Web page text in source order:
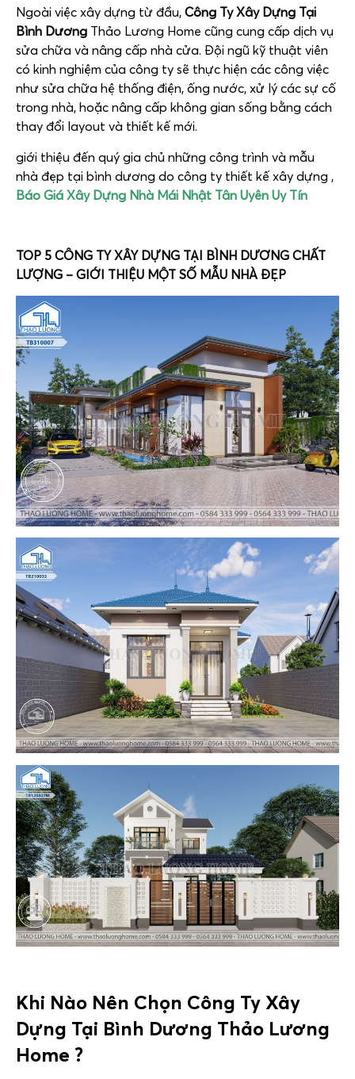
Ngoài việc xây dựng từ đầu, Công Ty Xây Dựng Tại
Bình Dương Thảo Lương Home cũng cung cấp dịch vụ
sửa chữa và nâng cấp nhà cửa. Đội ngũ kỹ thuật viên
có kinh nghiệm của công ty sẽ thực hiện các công việc
như sửa chữa hệ thống điện, ống nước, xử lý các sự cố
trong nhà, hoặc nâng cấp không gian sống bằng cách
thay đổi layout và thiết kế mới.
giới thiệu đến quý gia chủ những công trình và mẫu
nhà đẹp tại bình dương do công ty thiết kế xây dựng ,
Báo Giá Xây Dựng Nhà Mái Nhật Tân Uyên Uy Tín
TOP 5 CÔNG TY XÂY DỰNG TẠI BÌNH DƯƠNG CHẤT
LƯỢNG – GIỚI THIỆU MỘT SỐ MẪU NHÀ ĐẸP
Khi Nào Nên Chọn Công Ty Xây
Dựng Tại Bình Dương Thảo Lương
Home ?